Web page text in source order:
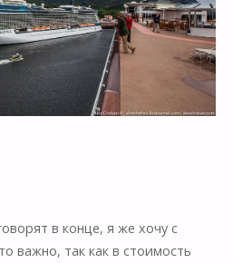
в конце, я же хочу с
важно, так как в стоимость